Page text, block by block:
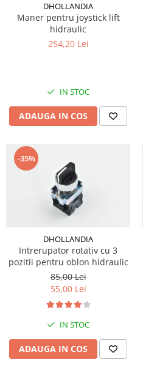
DHOLLANDIA
Maner pentru joystick lift
hidraulic
254,20 Lei
IN STOC
ADAUGA IN COS
-35%
DHOLLANDIA
Intrerupator rotativ cu 3
pozitii pentru oblon hidraulic
85,00 Lei
55,00 Lei
IN STOC
ADAUGA IN COS